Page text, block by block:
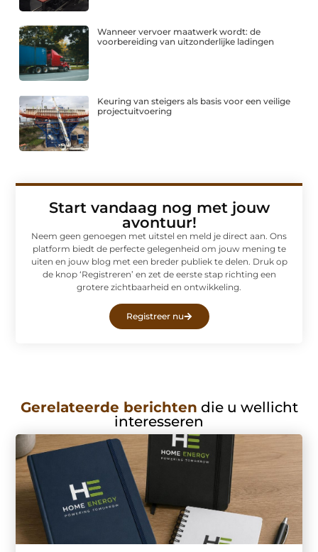
Wanneer vervoer maatwerk wordt: de
voorbereiding van uitzonderlijke ladingen
Keuring van steigers als basis voor een veilige
projectuitvoering
Start vandaag nog met jouw
avontuur!
Neem geen genoegen met uitstel en meld je direct aan. Ons
platform biedt de perfecte gelegenheid om jouw mening te
uiten en jouw blog met een breder publiek te delen. Druk op
de knop ‘Registreren’ en zet de eerste stap richting een
grotere zichtbaarheid en ontwikkeling.
Registreer nu
Gerelateerde berichten die u wellicht
interesseren